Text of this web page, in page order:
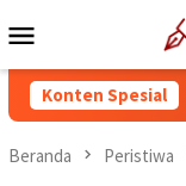
ke
Mobile
Konten Spesial
Beranda Peristiwa